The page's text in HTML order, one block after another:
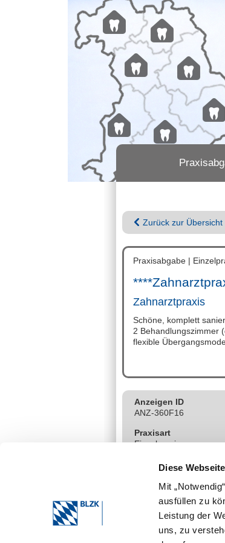
Diese
Mit
ausfüllen zu
Leistung der
uns, zu
Zurück zur Übersicht
Praxisabgabe |
Zahnarztpraxis
Schöne, komplett
2 Behandlungszimmer
flexible
Anzeigen ID
ANZ-360F16
Praxisart
Einzelpraxis
Ab dem
84478 Waldkraiburg